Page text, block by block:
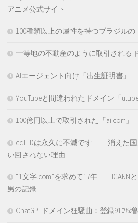
アニメ公式サイト
100種類以上の属性を持つブラジルの
一等地の不動産のように取引される
AIエージェント向け「出生証明書」
YouTubeと間違われたドメイン「
100億円以上で取引された「ai.com」
ccTLDは永久に不滅です ――消えた
い回されない理由
“1文字.com”を求めて17年――ICANN
男の記録
ChatGPTドメイン狂騒曲：登録910%